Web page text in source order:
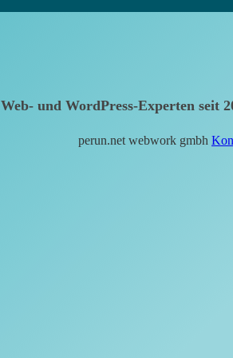
Web- und WordPress-Experten seit
perun.net webwork gmbh